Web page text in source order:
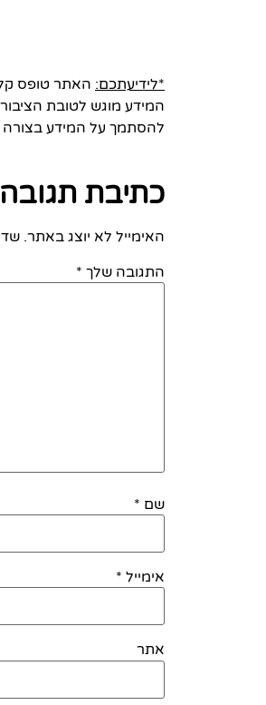
*לידיעתכם: האתר טופס קל
המידע מוגש לטובת הציבור
להסתמך על המידע
כתיבת תגובה
האימייל לא יוצג באתר.
התגובה שלך *
שם *
אימייל *
אתר